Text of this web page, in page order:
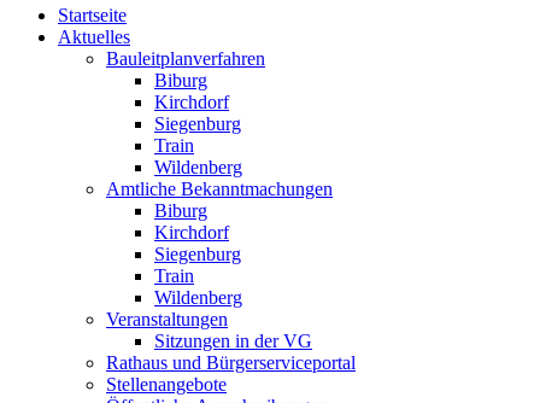
Startseite
Aktuelles
Bauleitplanverfahren
Biburg
Kirchdorf
Siegenburg
Train
Wildenberg
Amtliche Bekanntmachungen
Biburg
Kirchdorf
Siegenburg
Train
Wildenberg
Veranstaltungen
Sitzungen in der VG
Rathaus und Bürgerserviceportal
Stellenangebote